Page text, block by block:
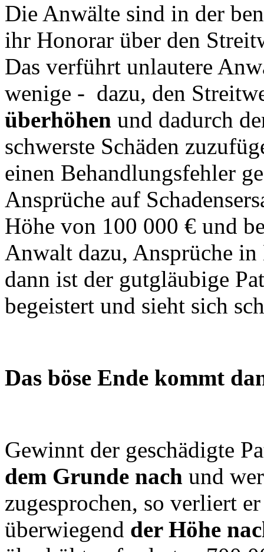
Die Anwälte sind in der
ihr Honorar über den
Das verführt unlautere
wenige - dazu, den
überhöhen und dadurch
schwerste Schäden
einen Behandlungsfehler
Ansprüche auf
Höhe von 100 000 € und
Anwalt dazu, Ansprüche
dann ist der gutgläubige
begeistert und sieht sich
Das böse Ende kommt
Gewinnt der geschädigte
dem Grunde nach und
zugesprochen, so verliert
überwiegend der Höhe